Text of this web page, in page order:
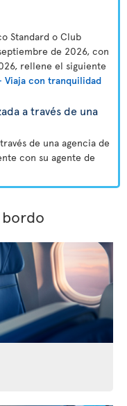
Standard o Club
de 2026, con
rellene el siguiente
con tranquilidad
a través de una
de una agencia de
con su agente de